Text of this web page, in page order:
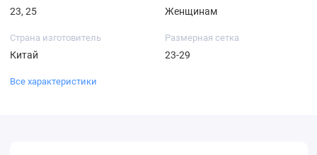
23, 25 Женщинам
Страна изготовитель
Китай
Размерная сетка
23-29
Все характеристики